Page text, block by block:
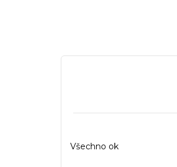
Všechno ok